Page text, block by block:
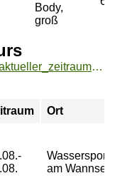
Body,
groß
https://www.fu-sport.de/angebote/aktueller_zeitraum/_Windsurfen_-_Basiskurs.html
Ort
am Wannsee